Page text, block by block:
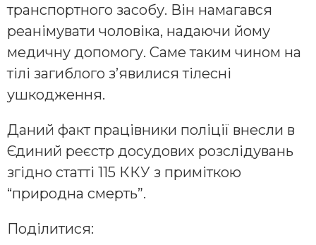
транспортного засобу. Він намагався
реанімувати чоловіка, надаючи йому
медичну допомогу. Саме таким чином на
тілі загиблого з’явилися тілесні
ушкодження.
Даний факт працівники поліції внесли в
Єдиний реєстр досудових розслідувань
згідно статті 115 ККУ з приміткою
“природна смерть”.
Поділитися: